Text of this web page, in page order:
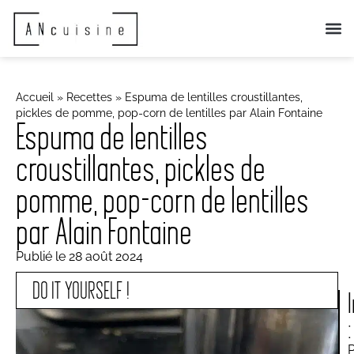
Accueil » Recettes » Espuma de lentilles croustillantes,
pickles de pomme, pop-corn de lentilles par Alain Fontaine
Espuma de lentilles
croustillantes, pickles de
pomme, pop-corn de lentilles
par Alain Fontaine
Publié le 28 août 2024
:
DO IT YOURSELF !